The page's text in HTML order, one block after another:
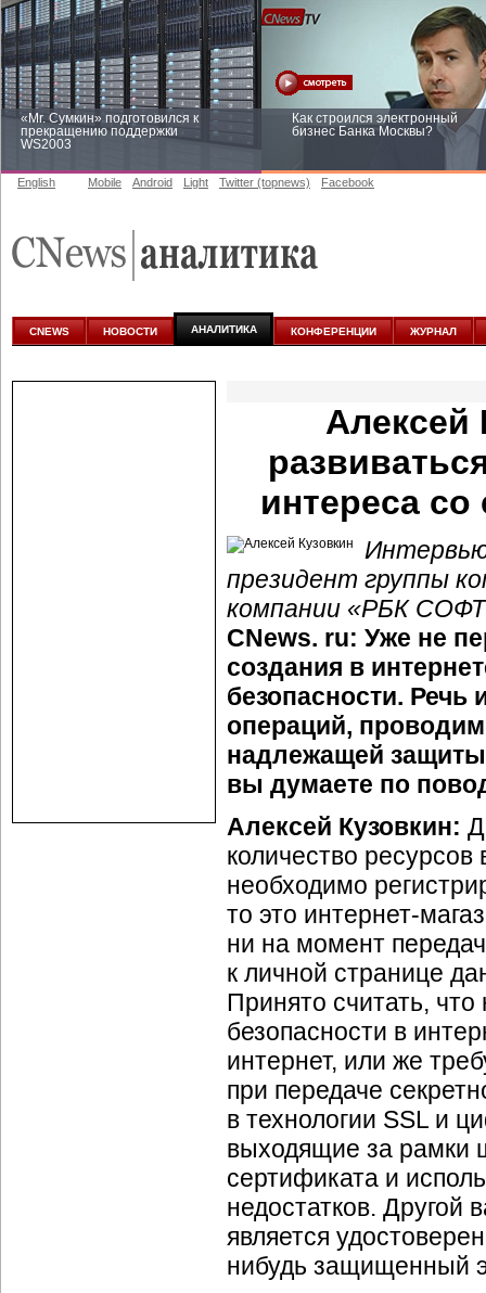
«Mr. Сумкин» подготовился к
прекращению поддержки
WS2003
Как строился электронный
бизнес Банка Москвы?
аналитике
English Mobile Android Light Twitter (topnews) Facebook
CNEWS НОВОСТИ АНАЛИТИКА КОНФЕРЕНЦИИ ЖУРНАЛ
Алексей
интереса
Интервью
президент группы
компании «РБК
CNews. ru: Уже не
создания в
безопасности. Речь
операций,
надлежащей
вы думаете по
Алексей Кузовкин:
количество ресурсов
необходимо
то это интернет-
ни на момент
к личной странице
Принято считать,
безопасности в
интернет, или же
при передаче
в технологии SSL и
выходящие за рамки
сертификата и
недостатков.
является
нибудь защищенный